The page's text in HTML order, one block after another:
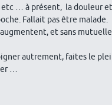
etc … à présent, la douleur
Fallait pas être malade.
et sans
autrement, faites le
…